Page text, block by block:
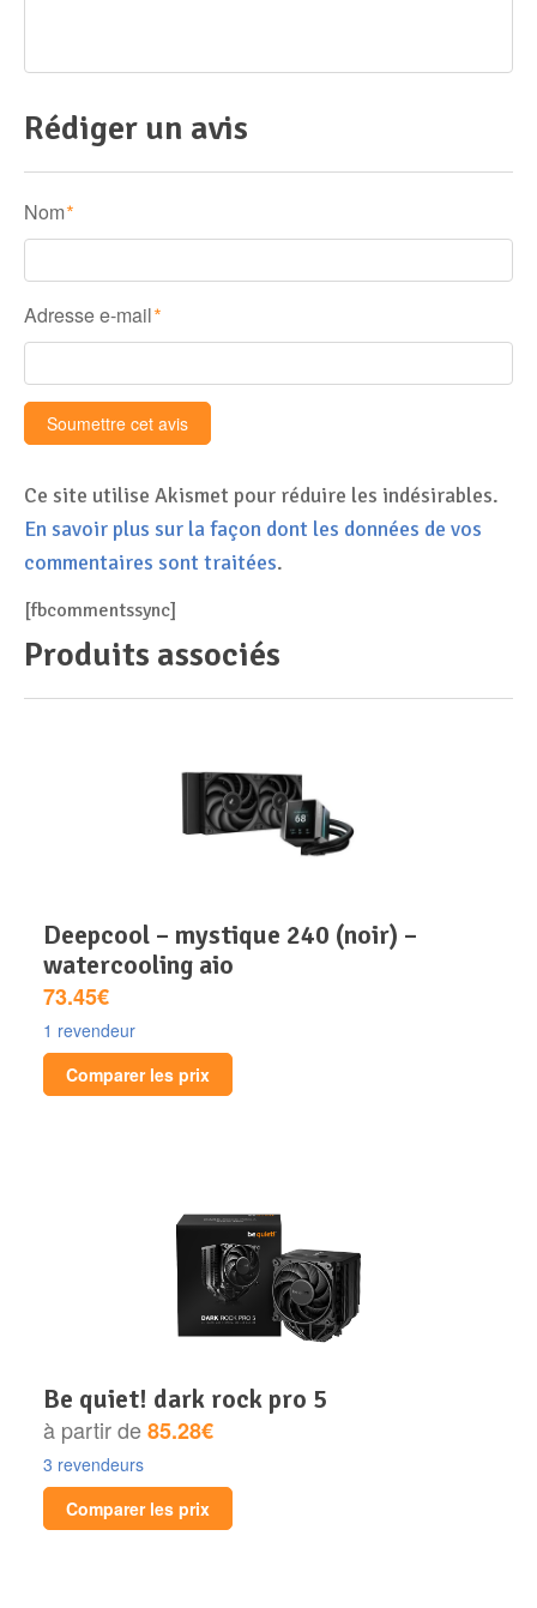
Rédiger un avis
Nom *
Adresse e-mail *
Ce site utilise Akismet pour réduire les indésirables.
En savoir plus sur la façon dont les données de vos
commentaires sont traitées.
[fbcommentssync]
Produits associés
deepcool – mystique 240 (noir) –
watercooling aio
73.45€
1 revendeur
Comparer les prix
be quiet! dark rock pro 5
à partir de85.28€
3 revendeurs
Comparer les prix